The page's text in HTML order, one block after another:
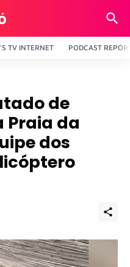
TV INTERNET PODCAST
de
da
dos